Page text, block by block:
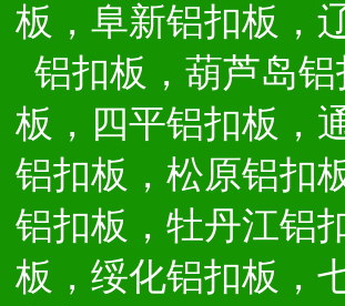
板，阜新铝扣板，
铝扣板，葫芦岛
板，四平铝扣板，
铝扣板，松原铝扣
铝扣板，牡丹江铝
板，绥化铝扣板，